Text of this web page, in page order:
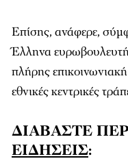
Επίσης, ανάφερε,
Έλληνα
πλήρης
εθνικές κεντρικές
ΔΙΑΒΑΣΤΕ
ΕΙΔΗΣΕΙΣ: